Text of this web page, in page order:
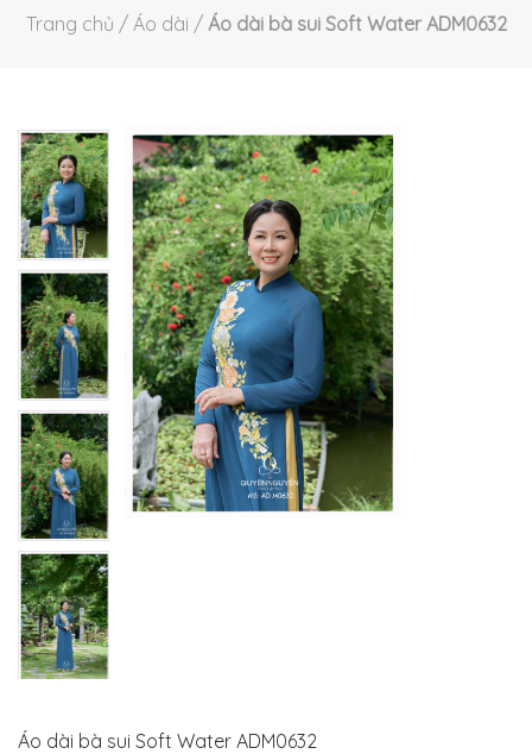
Trang chủ / Áo dài / Áo dài bà sui Soft Water ADM0632
Áo dài bà sui Soft Water ADM0632